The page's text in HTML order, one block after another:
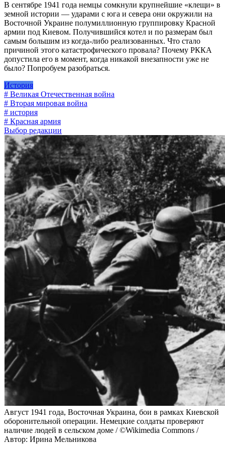
В сентябре 1941 года немцы сомкнули крупнейшие «клещи» в
земной истории — ударами с юга и севера они окружили на
Восточной Украине полумиллионную группировку Красной
армии под Киевом. Получившийся котел и по размерам был
самым большим из когда-либо реализованных. Что стало
причиной этого катастрофического провала? Почему РККА
допустила его в момент, когда никакой внезапности уже не
было? Попробуем разобраться.
История
# Великая Отечественная война
# Вторая мировая война
# история
# Красная армия
Выбор редакции
Август 1941 года, Восточная Украина, бои в рамках Киевской
оборонительной операции. Немецкие солдаты проверяют
наличие людей в сельском доме / ©Wikimedia Commons /
Автор: Ирина Мельникова